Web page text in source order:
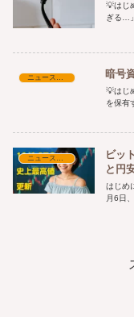
💡はじ
ぎる…
ニュース・時事解説 暗号
💡はじ
を保有
ニュース・時事解説
ビッ
と円
はじめ
月6日